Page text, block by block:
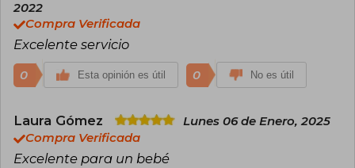
2022
Compra Verificada
Excelente servicio
0 Esta opinión es útil 0 No es útil
Laura Gómez
Lunes 06 de Enero, 2025
Compra Verificada
Excelente para un bebé